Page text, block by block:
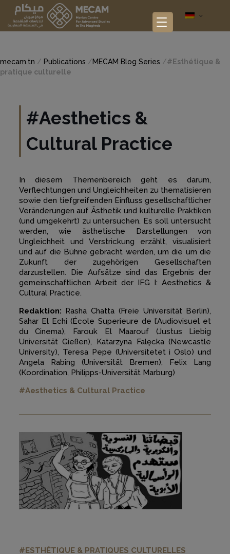
mecam.tn / Publications /MECAM Blog Series /#Esthétique &
pratique culturelle
#Aesthetics &
Cultural Practice
In diesem Themenbereich geht es darum,
Verflechtungen und Ungleichheiten zu thematisieren
sowie den tiefgreifenden Einfluss gesellschaftlicher
Veränderungen auf Ästhetik und kulturelle Praktiken
(und umgekehrt) zu untersuchen. Es soll untersucht
werden, wie ästhetische Darstellungen von
Ungleichheit und Verstrickung erzählt, visualisiert
und auf die Bühne gebracht werden, um die um die
Zukunft der zugehörigen Gesellschaften
darzustellen. Die Aufsätze sind das Ergebnis der
gemeinschaftlichen Arbeit der IFG I: Aesthetics &
Cultural Practice.
Redaktion: Rasha Chatta (Freie Universität Berlin),
Sahar El Echi (École Superieure de l’Audiovisuel et
du Cinema), Farouk El Maarouf (Justus Liebig
Universität Gießen), Katarzyna Falęcka (Newcastle
University), Teresa Pepe (Universitetet i Oslo) und
Angela Rabing (Universität Bremen), Felix Lang
(Koordination, Philipps-Universität Marburg)
#Aesthetics & Cultural Practice
#ESTHÉTIQUE & PRATIQUES CULTURELLES